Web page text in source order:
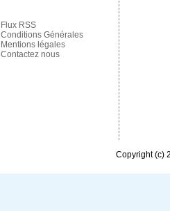
Flux RSS
Conditions Générales
Mentions légales
Contactez nous
Copyright (c)